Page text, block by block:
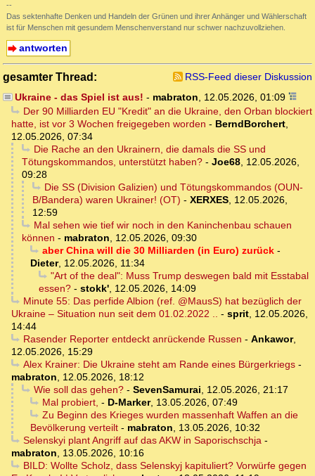
--
Das sektenhafte Denken und Handeln der Grünen und ihrer Anhänger und Wählerschaft
ist für Menschen mit gesundem Menschenverstand nur schwer nachzuvollziehen.
antworten
gesamter Thread:
RSS-Feed dieser Diskussion
Ukraine - das Spiel ist aus! - mabraton, 12.05.2026, 01:09
Der 90 Milliarden EU "Kredit" an die Ukraine, den Orban blockiert
hatte, ist vor 3 Wochen freigegeben worden - BerndBorchert,
12.05.2026, 07:34
Die Rache an den Ukrainern, die damals die SS und
Tötungskommandos, unterstützt haben? - Joe68, 12.05.2026,
09:28
Die SS (Division Galizien) und Tötungskommandos (OUN-
B/Bandera) waren Ukrainer! (OT) - XERXES, 12.05.2026,
12:59
Mal sehen wie tief wir noch in den Kaninchenbau schauen
können - mabraton, 12.05.2026, 09:30
aber China will die 30 Milliarden (in Euro) zurück-
Dieter, 12.05.2026, 11:34
"Art of the deal": Muss Trump deswegen bald mit Esstabal
essen? - stokk', 12.05.2026, 14:09
Minute 55: Das perfide Albion (ref. @MausS) hat bezüglich der
Ukraine – Situation nun seit dem 01.02.2022 .. - sprit, 12.05.2026,
14:44
Rasender Reporter entdeckt anrückende Russen - Ankawor,
12.05.2026, 15:29
Alex Krainer: Die Ukraine steht am Rande eines Bürgerkriegs-
mabraton, 12.05.2026, 18:12
Wie soll das gehen?- SevenSamurai, 12.05.2026, 21:17
Mal probiert, - D-Marker, 13.05.2026, 07:49
Zu Beginn des Krieges wurden massenhaft Waffen an die
Bevölkerung verteilt - mabraton, 13.05.2026, 10:32
Selenskyi plant Angriff auf das AKW in Saporischschja-
mabraton, 13.05.2026, 10:16
BILD: Wollte Scholz, dass Selenskyj kapituliert? Vorwürfe gegen